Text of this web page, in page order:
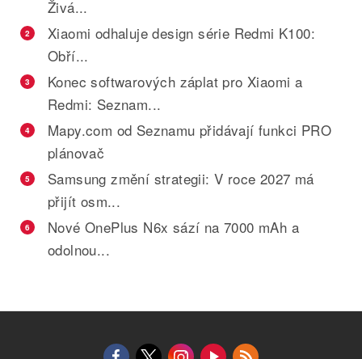
Živá...
2
Xiaomi odhaluje design série Redmi K100:
Obří...
3
Konec softwarových záplat pro Xiaomi a
Redmi: Seznam...
4
Mapy.com od Seznamu přidávají funkci PRO
plánovač
5
Samsung změní strategii: V roce 2027 má
přijít osm...
6
Nové OnePlus N6x sází na 7000 mAh a
odolnou...